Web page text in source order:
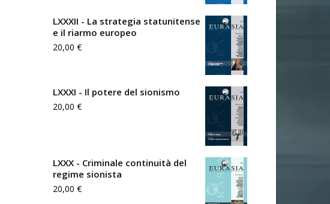
LXXXII - La strategia statunitense
e il riarmo europeo
20,00 €
LXXXI - Il potere del sionismo
20,00 €
LXXX - Criminale continuità del
regime sionista
20,00 €